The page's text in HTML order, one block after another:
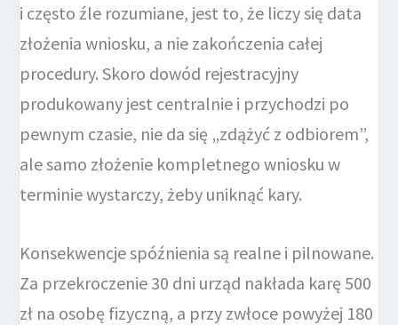
i często źle rozumiane, jest to, że liczy się data
złożenia wniosku, a nie zakończenia całej
procedury. Skoro dowód rejestracyjny
produkowany jest centralnie i przychodzi po
pewnym czasie, nie da się „zdążyć z odbiorem”,
ale samo złożenie kompletnego wniosku w
terminie wystarczy, żeby uniknąć kary.
Konsekwencje spóźnienia są realne i pilnowane.
Za przekroczenie 30 dni urząd nakłada karę 500
zł na osobę fizyczną, a przy zwłoce powyżej 180